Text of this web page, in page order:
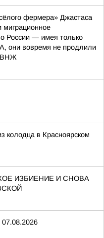
фермера» Джастаса
миграционное
России — имея только
они вовремя не продлили
ВНЖ
колодца в Красноярском
ИЗБИЕНИЕ И СНОВА